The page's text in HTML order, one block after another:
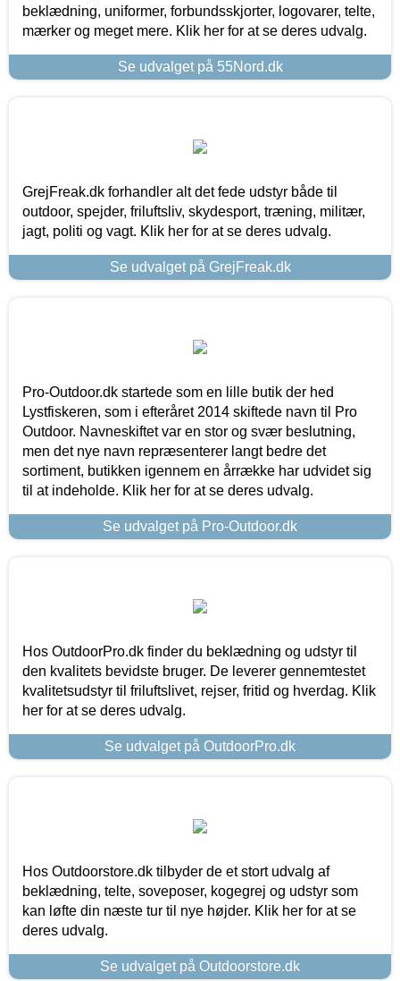
beklædning, uniformer, forbundsskjorter, logovarer, telte,
mærker og meget mere. Klik her for at se deres udvalg.
Se udvalget på 55Nord.dk
GrejFreak.dk forhandler alt det fede udstyr både til
outdoor, spejder, friluftsliv, skydesport, træning, militær,
jagt, politi og vagt. Klik her for at se deres udvalg.
Se udvalget på GrejFreak.dk
Pro-Outdoor.dk startede som en lille butik der hed
Lystfiskeren, som i efteråret 2014 skiftede navn til Pro
Outdoor. Navneskiftet var en stor og svær beslutning,
men det nye navn repræsenterer langt bedre det
sortiment, butikken igennem en årrække har udvidet sig
til at indeholde. Klik her for at se deres udvalg.
Se udvalget på Pro-Outdoor.dk
Hos OutdoorPro.dk finder du beklædning og udstyr til
den kvalitets bevidste bruger. De leverer gennemtestet
kvalitetsudstyr til friluftslivet, rejser, fritid og hverdag. Klik
her for at se deres udvalg.
Se udvalget på OutdoorPro.dk
Hos Outdoorstore.dk tilbyder de et stort udvalg af
beklædning, telte, soveposer, kogegrej og udstyr som
kan løfte din næste tur til nye højder. Klik her for at se
deres udvalg.
Se udvalget på Outdoorstore.dk